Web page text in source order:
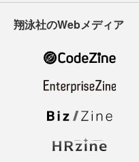
翔泳社のWebメディア